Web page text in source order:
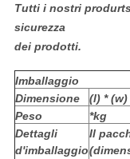
Tutti i nostri
sicurezza
dei prodotti.
Imballaggio
Dimensione
(l) *
Peso
*kg
Dettagli
d'imballaggio
Il